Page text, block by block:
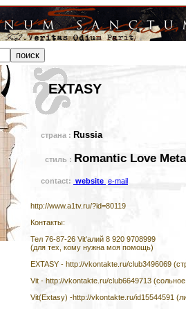
EXTASY
страна : Russia
стиль : Romantic Love
contact: website e-mail
http://www.a1tv.ru/?id=80119
Контакты:
Тел 76-87-26 Vit'алий 8 920 9708999
(для тех, кому нужна моя помощь)
EXTASY - http://vkontakte.ru/club3496069
Vit - http://vkontakte.ru/club6649713
Vit(Extasy) -http://vkontakte.ru/id15544591